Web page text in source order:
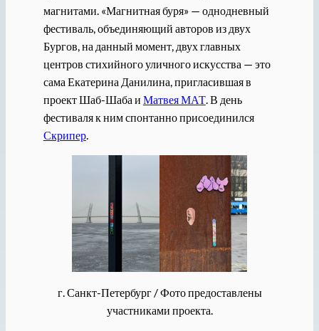
магнитами. «Магнитная буря» — однодневный
фестиваль, объединяющий авторов из двух
Бургов, на данный момент, двух главных
центров стихийного уличного искусства — это
сама Екатерина Данилина, пригласившая в
проект Шаб-Шаба и Матвея МАТ. В день
фестиваля к ним спонтанно присоединился
Скрипер.
г. Санкт-Петербург / Фото предоставлены
участниками проекта.